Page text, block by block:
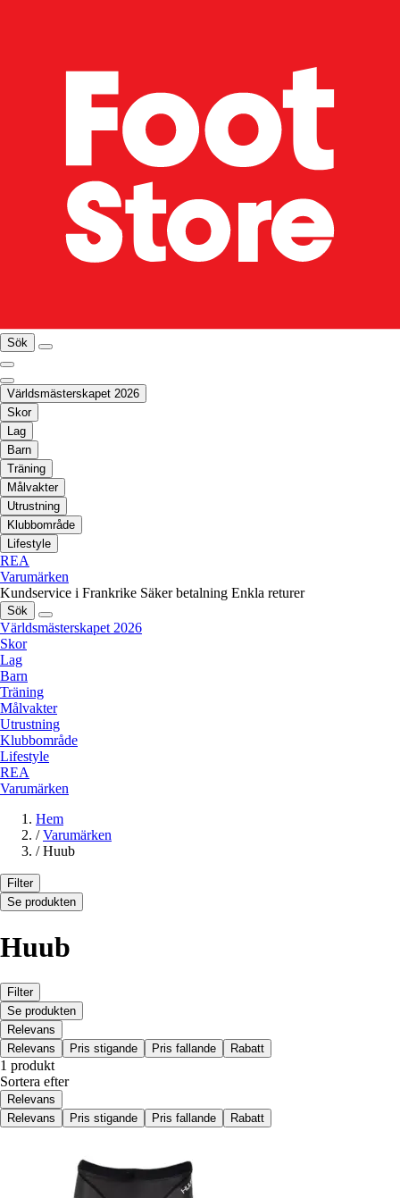
Sök
Världsmästerskapet 2026
Skor
Lag
Barn
Träning
Målvakter
Utrustning
Klubbområde
Lifestyle
REA
Varumärken
Kundservice i Frankrike Säker betalning Enkla returer
Sök
Världsmästerskapet 2026
Skor
Lag
Barn
Träning
Målvakter
Utrustning
Klubbområde
Lifestyle
REA
Varumärken
Hem
/ Varumärken
/ Huub
Filter
Se produkten
Huub
Filter
Se produkten
Relevans
Relevans
Pris stigande Pris fallande Rabatt
1 produkt
Sortera efter
Relevans
Relevans
Pris stigande Pris fallande Rabatt